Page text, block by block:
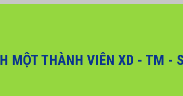
MỘT THÀNH VIÊN XD - TM -